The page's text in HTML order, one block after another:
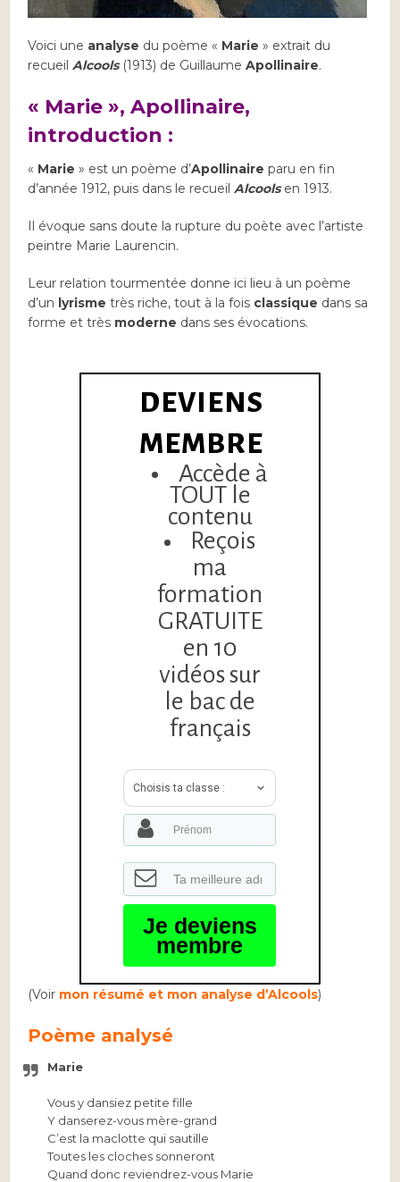
Voici une analyse du poème « Marie » extrait du
recueilAlcools(1913) de GuillaumeApollinaire.
« Marie », Apollinaire,
introduction :
« Marie » est un poème d’Apollinaire paru en fin
d’année 1912, puis dans le recueilAlcoolsen 1913.
Il évoque sans doute la rupture du poète avec l’artiste
peintre Marie Laurencin.
Leur relation tourmentée donne ici lieu à un poème
d’un lyrisme très riche, tout à la fois classique dans sa
forme et très moderne dans ses évocations.
DEVIENS
MEMBRE
Accède à
TOUT le
contenu
Reçois
ma
formation
GRATUITE
en 10
vidéos sur
le bac de
français
Choisis ta classe :
Je deviens
membre
(Voir mon résumé et mon analyse d’Alcools)
Poème analysé
Marie
Vous y dansiez petite fille
Y danserez-vous mère-grand
C’est la maclotte qui sautille
Toutes les cloches sonneront
Quand donc reviendrez-vous Marie